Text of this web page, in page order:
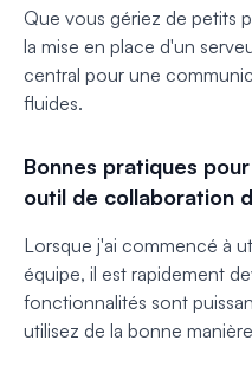
Que vous gériez de petits
la mise en place d'un
central pour une
fluides.
Bonnes pratiques
outil de collaboration
Lorsque j'ai commencé à
équipe, il est rapidement
fonctionnalités sont
utilisez de la bonne